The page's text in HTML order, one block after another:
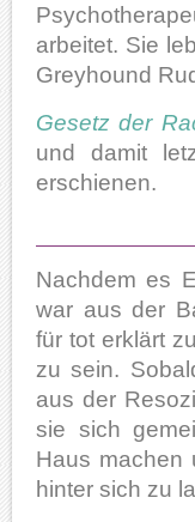
arbeitet. Sie
Greyhound
Gesetz der
und damit
erschienen.
Nachdem es
war aus der
für tot erklärt
zu sein.
aus der
sie sich
Haus machen
hinter sich zu